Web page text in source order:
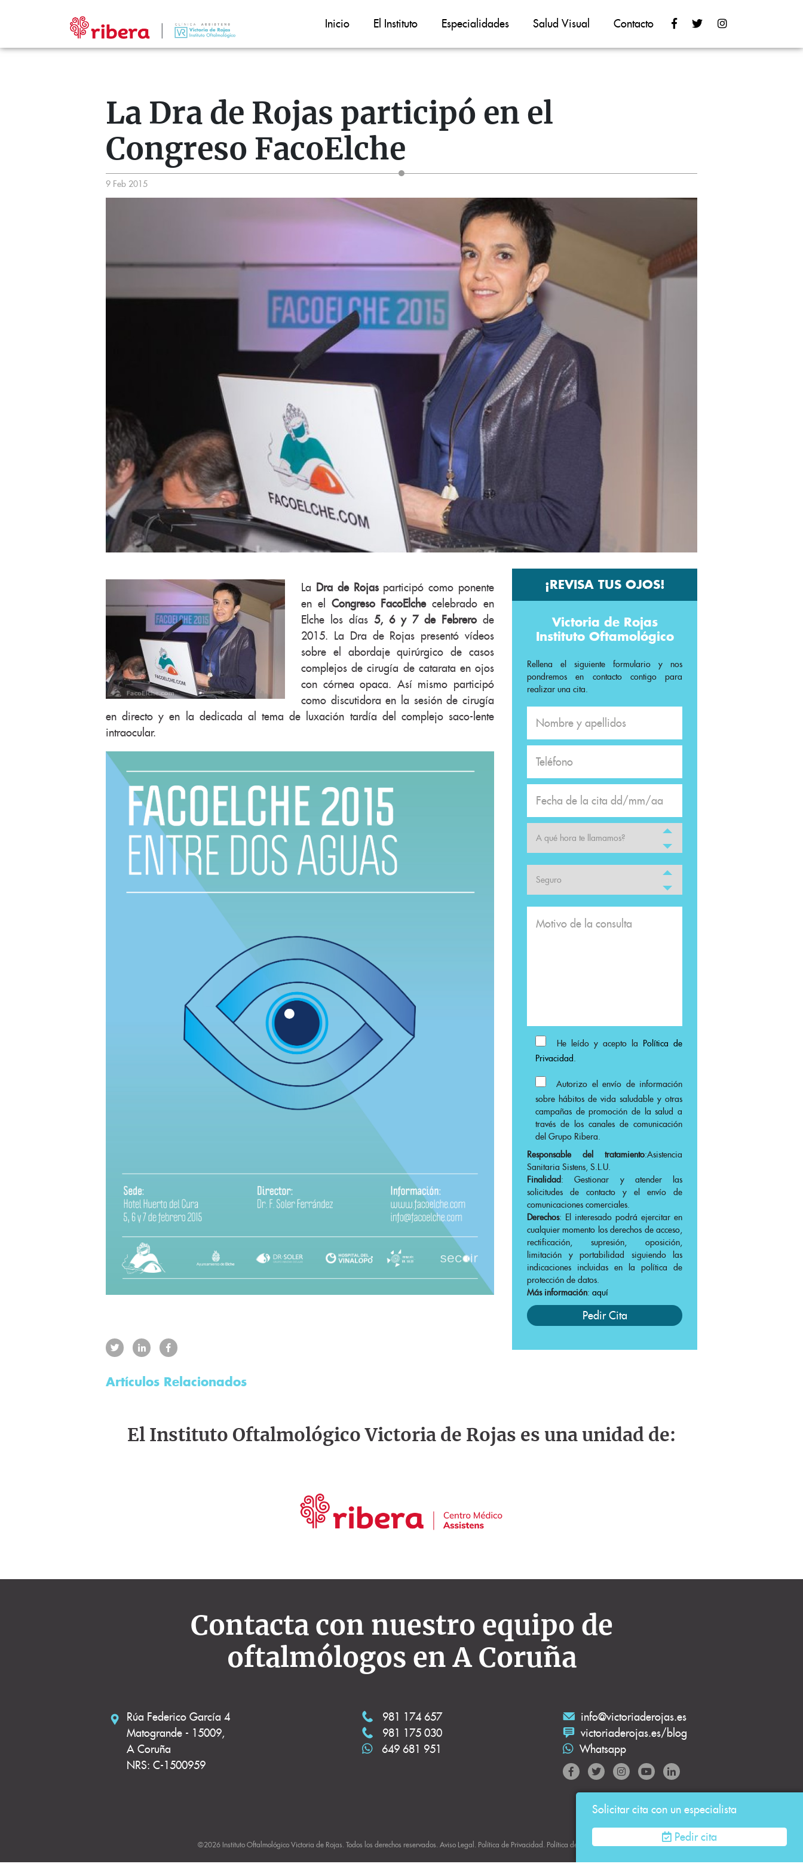
Inicio El Instituto Especialidades Salud Visual Contacto
La Dra de Rojas participó en el
Congreso FacoElche
9 Feb 2015
La Dra de Rojasparticipó como ponente
en el Congreso FacoElchecelebrado en
Elche los días 5, 6 y 7 de Febrero de
2015. La Dra de Rojas presentó vídeos
sobre el abordaje quirúrgico de casos
complejos de cirugía de catarata en ojos
con córnea opaca. Así mismo participó
como discutidora en la sesión de cirugía
en directo y en la dedicada al tema de luxación tardía del complejo saco-lente
intraocular.
Artículos Relacionados
¡REVISA TUS OJOS!
Victoria de Rojas
Instituto Oftamológico
Rellena el siguiente formulario y nos
pondremos en contacto contigo para
realizar una cita.
He leído y acepto la Política de
Privacidad.
Autorizo el envío de información
sobre hábitos de vida saludable y otras
campañas de promoción de la salud a
través de los canales de comunicación
del Grupo Ribera.
Responsable del tratamiento:Asistencia
Sanitaria Sistens, S.L.U.
Finalidad: Gestionar y atender las
solicitudes de contacto y el envío de
comunicaciones comerciales.
Derechos: El interesado podrá ejercitar en
cualquier momento los derechos de acceso,
rectificación, supresión, oposición,
limitación y portabilidad siguiendo las
indicaciones incluidas en la política de
protección de datos.
Más información: aquí
El Instituto Oftalmológico Victoria de Rojas es una unidad de:
Contacta con nuestro equipo de
oftalmólogos en A Coruña
Rúa Federico García 4
Matogrande - 15009,
A Coruña
NRS: C-1500959
981 174 657
981 175 030
649 681 951
info@victoriaderojas.es
victoriaderojas.es/blog
Whatsapp
©2026 Instituto Oftalmológico Victoria de Rojas. Todos los derechos reservados. Aviso Legal . Política de Privacidad . Política de Cookies.
Solicitar cita con un especialista
Pedir cita